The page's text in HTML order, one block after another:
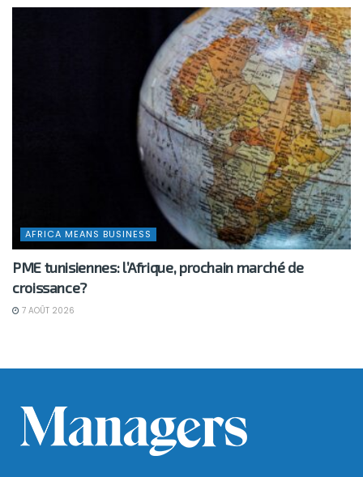
AFRICA MEANS BUSINESS
PME tunisiennes: l’Afrique, prochain marché de
croissance?
7 AOÛT 2026